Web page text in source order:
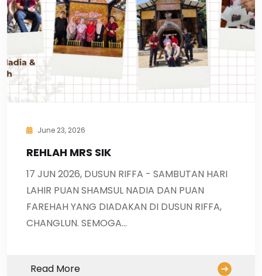
June 23, 2026
REHLAH MRS SIK
17 JUN 2026, DUSUN RIFFA - SAMBUTAN HARI
LAHIR PUAN SHAMSUL NADIA DAN PUAN
FAREHAH YANG DIADAKAN DI DUSUN RIFFA,
CHANGLUN. SEMOGA…
Read More